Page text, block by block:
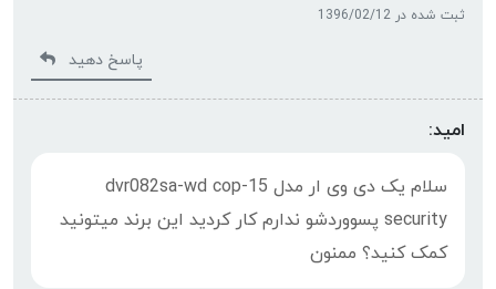
ثبت شده در 1396/02/12
پاسخ دهید
امید:
سلام یک دی وی ار مدل 15-dvr082sa-wd cop
security پسووردشو ندارم کار کردید این برند میتونید
کمک کنید؟ ممنون